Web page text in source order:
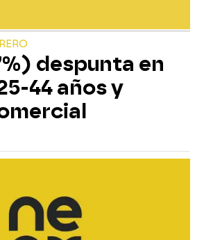
despunta en
44 años y